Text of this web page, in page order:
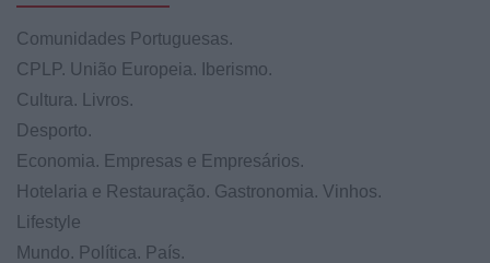
Comunidades Portuguesas.
CPLP. União Europeia. Iberismo.
Cultura. Livros.
Desporto.
Economia. Empresas e Empresários.
Hotelaria e Restauração. Gastronomia. Vinhos.
Lifestyle
Mundo. Política. País.